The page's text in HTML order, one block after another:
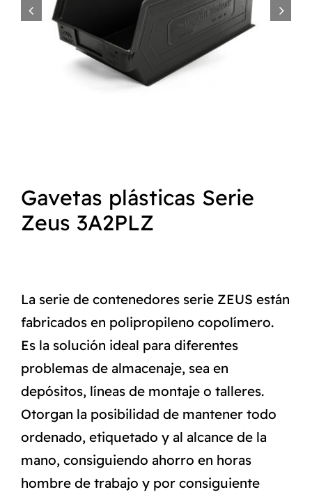
NORMAS ISO
CATÁLOGO
 
Gavetas plásticas Serie
Zeus 3A2PLZ
La serie de contenedores serie ZEUS están
fabricados en polipropileno copolímero.
Es la solución ideal para diferentes
problemas de almacenaje, sea en
depósitos, líneas de montaje o talleres.
Otorgan la posibilidad de mantener todo
ordenado, etiquetado y al alcance de la
mano, consiguiendo ahorro en horas
hombre de trabajo y por consiguiente